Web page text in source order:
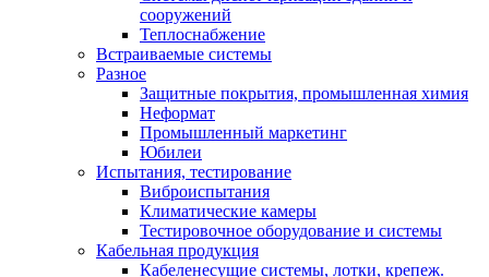
сооружений
Теплоснабжение
Встраиваемые системы
Разное
Защитные покрытия, промышленная химия
Неформат
Промышленный маркетинг
Юбилеи
Испытания, тестирование
Виброиспытания
Климатические камеры
Тестировочное оборудование и системы
Кабельная продукция
Кабеленесущие системы, лотки, крепеж.